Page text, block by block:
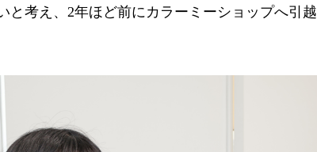
と考え、2年ほど前にカラーミーショップへ引